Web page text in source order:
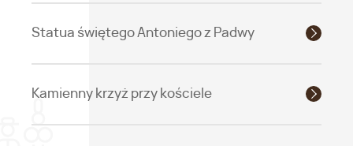
Statua świętego Antoniego z Padwy
Kamienny krzyż przy kościele